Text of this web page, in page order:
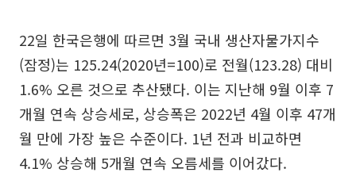
22일 한국은행에 따르면 3월 국내 생산자물가지수
(잠정)는 125.24(2020년=100)로 전월(123.28) 대비
1.6% 오른 것으로 추산됐다. 이는 지난해 9월 이후 7
개월 연속 상승세로, 상승폭은 2022년 4월 이후 47개
월 만에 가장 높은 수준이다. 1년 전과 비교하면
4.1% 상승해 5개월 연속 오름세를 이어갔다.